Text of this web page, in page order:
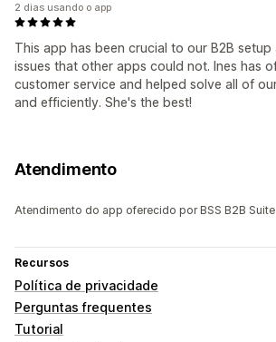
This app has been crucial to our B2B
issues that other apps could not. Ines has
customer service and helped solve all of
and efficiently. She's the best!
2 dias usando o app
Atendimento
Atendimento do app oferecido por BSS B2B Suite.
Recursos
Política de privacidade
Perguntas frequentes
Tutorial